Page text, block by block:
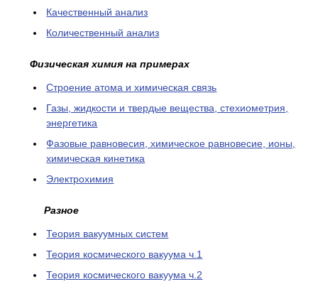
Качественный анализ
Количественный анализ
Физическая химия на примерах
Cтроение атома и химическая связь
Газы, жидкости и твердые вещества, стехиометрия,
энергетика
Фазовые равновесия, химическое равновесие, ионы,
химическая кинетика
Электрохимия
Разное
Теория вакуумных систем
Теория космического вакуума ч.1
Теория космического вакуума ч.2